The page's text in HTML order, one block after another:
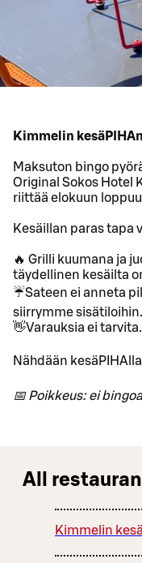
Kimmelin
Maksuton bingo
Original Sokos Hotel
riittää elokuun
Kesäillan paras tapa
🔥 Grilli kuumana ja
täydellinen kesäilta
☔Sateen ei anneta
siirrymme sisätiloihin.
👋Varauksia ei tarvita.
Nähdään
📅 Poikkeus: ei
All
Kimmelin